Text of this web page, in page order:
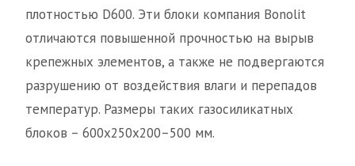
плотностью D600. Эти блоки компания Bonolit
отличаются повышенной прочностью на вырыв
крепежных элементов, а также не подвергаются
разрушению от воздействия влаги и перепадов
температур. Размеры таких газосиликатных
блоков – 600х250х200–500 мм.